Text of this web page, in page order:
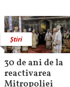
Știri
30 de ani de la
reactivarea
Mitropoliei